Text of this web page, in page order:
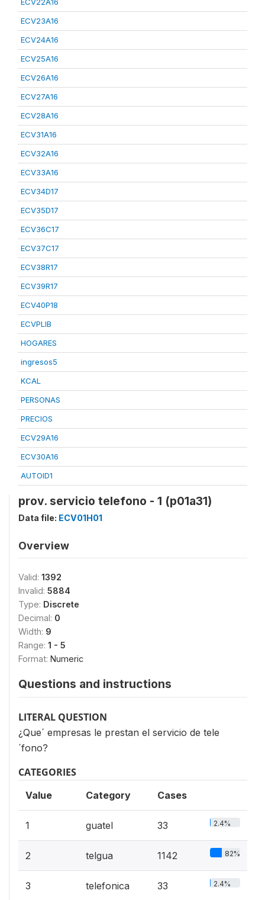
ECV23A16
ECV24A16
ECV25A16
ECV26A16
ECV27A16
ECV28A16
ECV31A16
ECV32A16
ECV33A16
ECV34D17
ECV35D17
ECV36C17
ECV37C17
ECV38R17
ECV39R17
ECV40P18
ECVPLIB
HOGARES
ingresos5
KCAL
PERSONAS
PRECIOS
ECV29A16
ECV30A16
AUTOID1
prov. servicio telefono - 1 (p01a31)
Data file: ECV01H01
Overview
Valid: 1392
Invalid: 5884
Type: Discrete
Decimal: 0
Width: 9
Range: 1 - 5
Format: Numeric
Questions and instructions
LITERAL QUESTION
¿Que´ empresas le prestan el servicio de tele
´fono?
CATEGORIES
Value Category Cases
1 guatel 33 2.4%
2 telgua 1142 82%
3 telefonica 33 2.4%